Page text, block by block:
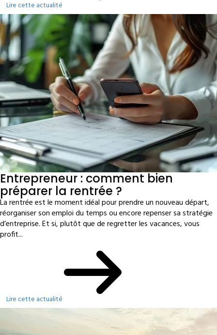
Lire cette actualité
Entrepreneur : comment bien
préparer la rentrée ?
La rentrée est le moment idéal pour prendre un nouveau départ,
réorganiser son emploi du temps ou encore repenser sa stratégie
d’entreprise. Et si, plutôt que de regretter les vacances, vous
profit...
Lire cette actualité